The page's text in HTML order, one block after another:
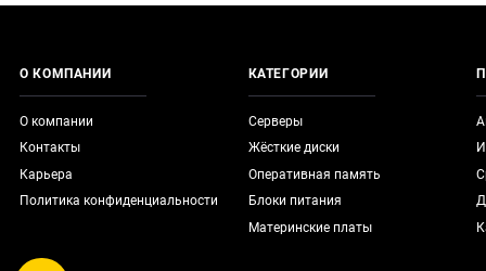
О КОМПАНИИ
О компании
Контакты
Карьера
Политика конфиденциальности
КАТЕГОРИИ
Серверы
Жёсткие диски
Оперативная память
Блоки питания
Материнские платы